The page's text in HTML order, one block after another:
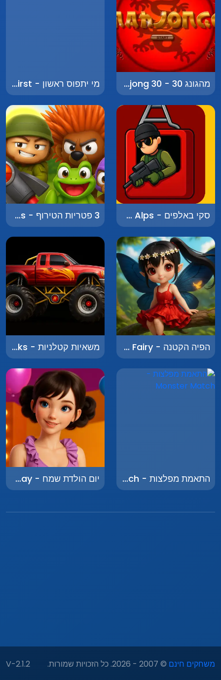
מהגונג 30 - Mahjong 30 מי יתפוס ראשון - Who Will Catch First
סקי באלפים - Ski in the Alps 3 פטריות הטירוף - Three Crazy Mushrooms
הפיה הקטנה - Little Fairy משאיות קטלניות - Deadly Trucks
התאמת מפלצות - Monster Match יום הולדת שמח - Happy Birthday
משחקים חינם © 2007 - 2026. כל הזכויות שמורות. V-2.1.2